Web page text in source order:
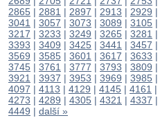
2865 | 2881 | 2897 | 2913 | 2929 |
3041 | 3057 | 3073 | 3089 | 3105 |
3217 | 3233 | 3249 | 3265 | 3281 |
3393 | 3409 | 3425 | 3441 | 3457 |
3569 | 3585 | 3601 | 3617 | 3633 |
3745 | 3761 | 3777 | 3793 | 3809 |
3921 | 3937 | 3953 | 3969 | 3985 |
4097 | 4113 | 4129 | 4145 | 4161 |
4273 | 4289 | 4305 | 4321 | 4337 |
4449 | další »